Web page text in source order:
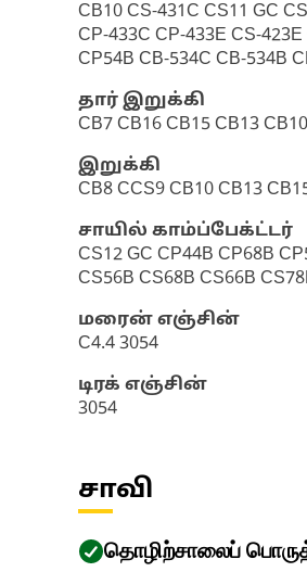
CB10 CS-431C CS11 GC
CP-433C CP-433E CS-
CP54B CB-534C CB-534B
தார் இறுக்கி
CB7 CB16 CB15 CB13 CB10
இறுக்கி
CB8 CCS9 CB10 CB13
சாயில் காம்ப்பேக்ட்டர்
CS12 GC CP44B CP68B
CS56B CS68B CS66B
மரைன் எஞ்சின்
C4.4 3054
டிரக் எஞ்சின்
3054
சாவி
தொழிற்சாலைப்